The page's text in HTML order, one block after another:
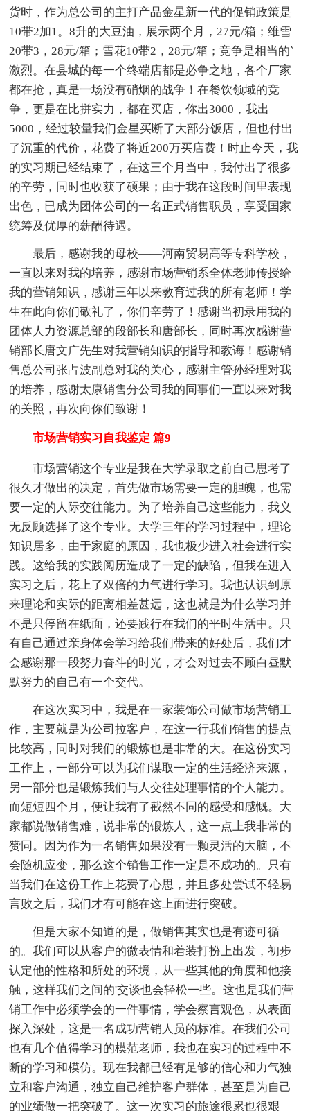
货时，作为总公司的主打产品金星新一代的促销政策是
10带2加1。8升的大豆油，展示两个月，27元/箱；维雪
20带3，28元/箱；雪花10带2，28元/箱；竞争是相当的`
激烈。在县城的每一个终端店都是必争之地，各个厂家
都在抢，真是一场没有硝烟的战争！在餐饮领域的竞
争，更是在比拼实力，都在买店，你出3000，我出
5000，经过较量我们金星买断了大部分饭店，但也付出
了沉重的代价，花费了将近200万买店费！时止今天，我
的实习期已经结束了，在这三个月当中，我付出了很多
的辛劳，同时也收获了硕果；由于我在这段时间里表现
出色，已成为团体公司的一名正式销售职员，享受国家
统筹及优厚的薪酬待遇。
最后，感谢我的母校——河南贸易高等专科学校，
一直以来对我的培养，感谢市场营销系全体老师传授给
我的营销知识，感谢三年以来教育过我的所有老师！学
生在此向你们敬礼了，你们辛劳了！感谢当初录用我的
团体人力资源总部的段部长和唐部长，同时再次感谢营
销部长唐文广先生对我营销知识的指导和教诲！感谢销
售总公司张占波副总对我的关心，感谢主管孙经理对我
的培养，感谢太康销售分公司我的同事们一直以来对我
的关照，再次向你们致谢！
市场营销实习自我鉴定 篇9
市场营销这个专业是我在大学录取之前自己思考了
很久才做出的决定，首先做市场需要一定的胆魄，也需
要一定的人际交往能力。为了培养自己这些能力，我义
无反顾选择了这个专业。大学三年的学习过程中，理论
知识居多，由于家庭的原因，我也极少进入社会进行实
践。这给我的实践阅历造成了一定的缺陷，但我在进入
实习之后，花上了双倍的力气进行学习。我也认识到原
来理论和实际的距离相差甚远，这也就是为什么学习并
不是只停留在纸面，还要践行在我们的平时生活中。只
有自己通过亲身体会学习给我们带来的好处后，我们才
会感谢那一段努力奋斗的时光，才会对过去不顾白昼默
默努力的自己有一个交代。
在这次实习中，我是在一家装饰公司做市场营销工
作，主要就是为公司拉客户，在这一行我们销售的提点
比较高，同时对我们的锻炼也是非常的大。在这份实习
工作上，一部分可以为我们谋取一定的生活经济来源，
另一部分也是锻炼我们与人交往处理事情的个人能力。
而短短四个月，便让我有了截然不同的感受和感慨。大
家都说做销售难，说非常的锻炼人，这一点上我非常的
赞同。因为作为一名销售如果没有一颗灵活的大脑，不
会随机应变，那么这个销售工作一定是不成功的。只有
当我们在这份工作上花费了心思，并且多处尝试不轻易
言败之后，我们才有可能在这上面进行突破。
但是大家不知道的是，做销售其实也是有迹可循
的。我们可以从客户的微表情和着装打扮上出发，初步
认定他的性格和所处的环境，从一些其他的角度和他接
触，这样我们之间的'交谈也会轻松一些。这也是我们营
销工作中必须学会的一件事情，学会察言观色，从表面
探入深处，这是一名成功营销人员的标准。在我们公司
也有几个值得学习的模范老师，我也在实习的过程中不
断的学习和模仿。现在我都已经有足够的信心和力气独
立和客户沟通，独立自己维护客户群体，甚至是为自己
的业绩做一把突破了。这一次实习的旅途很累也很艰